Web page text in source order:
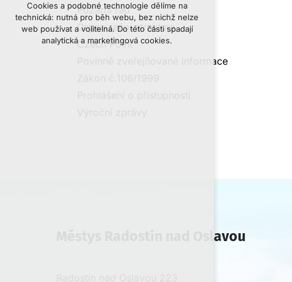
Požární řád
Organizační struktura
Czech Point
Povinně zveřejňované informace
Městys Radostín nad Oslavou
PŘIJMOUT VŠECHNY COOKIES
ODMÍTNOUT VOLITELNÁ
Cookies a podobné technologie dělíme na
technická: nutná pro běh webu, bez nichž nelze
web používat a volitelná. Do této části spadají
analytická a marketingová cookies.